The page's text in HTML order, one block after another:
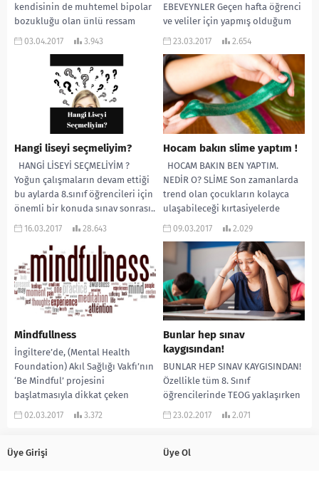
kendisinin de muhtemel bipolar
bozukluğu olan ünlü ressam
Vincent Van Gogh’un...
03.04.2017 3.943
EBEVEYNLER Geçen hafta öğrenci
ve veliler için yapmış olduğum
lise türleri hakkında ki
23.03.2017 2.654
Hangi liseyi seçmeliyim?
HANGİ LİSEYİ SEÇMELİYİM ?
Yoğun çalışmaların devam ettiği
bu aylarda 8.sınıf öğrencileri için
önemli bir konuda sınav sonrası..
Hangi...
16.03.2017 28.643
Hocam bakın slime yaptım !
HOCAM BAKIN BEN YAPTIM.
NEDİR O? SLİME Son zamanlarda
trend olan çocukların kolayca
ulaşabileceği kırtasiyelerde
satılan, hatta evde kendilerinin...
09.03.2017 2.029
Mindfullness
İngiltere’de, (Mental Health
Foundation) Akıl Sağlığı Vakfı’nın
‘Be Mindful’ projesini
başlatmasıyla dikkat çeken
Mindfullness yani ’bilinçli
02.03.2017 3.372
Bunlar hep sınav
kaygısından!
BUNLAR HEP SINAV KAYGISINDAN!
Özellikle tüm 8. Sınıf
öğrencilerinde TEOG yaklaşırken
ilk sınav için Ekim-Kasım ve son
23.02.2017 2.071
Üye Girişi Üye Ol